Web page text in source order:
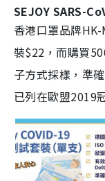
SEJOY SARS-
香港口罩品牌
裝$22，而購買
子方式採樣，準
已列在歐盟2019